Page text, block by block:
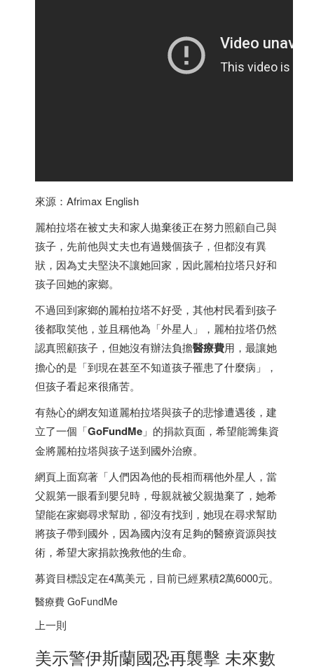
來源：Afrimax English
麗柏拉塔在被丈夫和家人拋棄後正在努力照顧自己與
孩子，先前他與丈夫也有過幾個孩子，但都沒有異
狀，因為丈夫堅決不讓她回家，因此麗柏拉塔只好和
孩子回她的家鄉。
不過回到家鄉的麗柏拉塔不好受，其他村民看到孩子
後都取笑他，並且稱他為「外星人」，麗柏拉塔仍然
認真照顧孩子，但她沒有辦法負擔醫療費用，最讓她
擔心的是「到現在甚至不知道孩子罹患了什麼病」，
但孩子看起來很痛苦。
有熱心的網友知道麗柏拉塔與孩子的悲慘遭遇後，建
立了一個「GoFundMe 」的捐款頁面，希望能籌集資
金將麗柏拉塔與孩子送到國外治療。
網頁上面寫著「人們因為他的長相而稱他外星人，當
父親第一眼看到嬰兒時，母親就被父親拋棄了，她希
望能在家鄉尋求幫助，卻沒有找到，她現在尋求幫助
將孩子帶到國外，因為國內沒有足夠的醫療資源與技
術，希望大家捐款挽救他的生命。
募資目標設定在4萬美元，目前已經累積2萬6000元。
醫療費 GoFundMe
上一則
美示警伊斯蘭國恐再襲擊 未來數